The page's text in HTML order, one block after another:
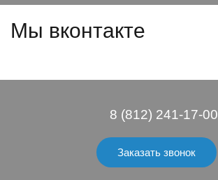
Мы вконтакте
8 (812) 241-17-00
Заказать звонок